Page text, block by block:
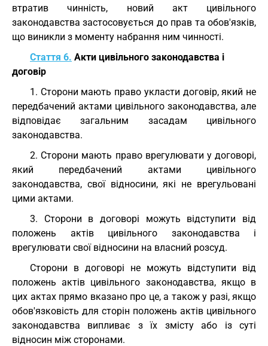
втратив чинність, новий акт цивільного
законодавства застосовується до прав та обов'язків,
що виникли з моменту набрання ним чинності.
Стаття 6. Акти цивільного законодавства і
договір
1. Сторони мають право укласти договір, який не
передбачений актами цивільного законодавства, але
відповідає загальним засадам цивільного
законодавства.
2. Сторони мають право врегулювати у договорі,
який передбачений актами цивільного
законодавства, свої відносини, які не врегульовані
цими актами.
3. Сторони в договорі можуть відступити від
положень актів цивільного законодавства і
врегулювати свої відносини на власний розсуд.
Сторони в договорі не можуть відступити від
положень актів цивільного законодавства, якщо в
цих актах прямо вказано про це, а також у разі, якщо
обов'язковість для сторін положень актів цивільного
законодавства випливає з їх змісту або із суті
відносин між сторонами.